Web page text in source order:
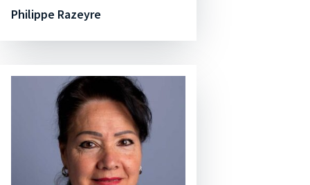
Philippe Razeyre